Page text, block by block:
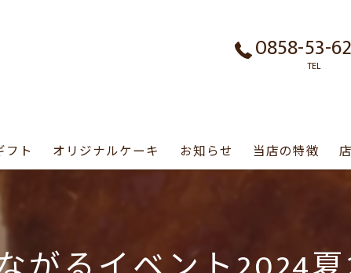
0858-53-
TEL
フト オリジナルケーキ お知らせ 当店の特徴